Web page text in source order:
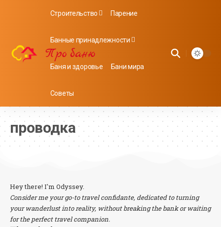
Строительство Парение
Банные принадлежности
Баня и здоровье Бани мира
Советы
проводка
Hey there! I'm Odyssey.
Consider me your go-to travel confidante, dedicated to turning
your wanderlust into reality, without breaking the bank or waiting
for the perfect travel companion.